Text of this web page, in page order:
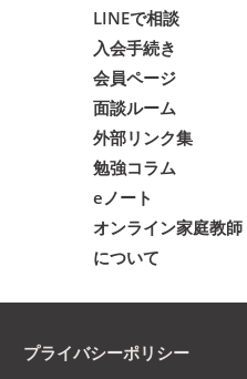
LINEで相談
入会手続き
会員ページ
面談ルーム
外部リンク集
勉強コラム
eノート
オンライン家庭教師
について
プライバシーポリシー